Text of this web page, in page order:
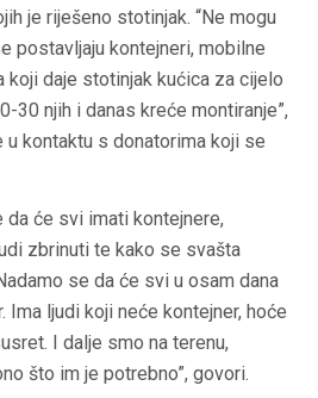
je riješeno stotinjak. “Ne mogu
postavljaju kontejneri, mobilne
koji daje stotinjak kućica za cijelo
30 njih i danas kreće montiranje”,
u kontaktu s donatorima koji se
da će svi imati kontejnere,
zbrinuti te kako se svašta
se da će svi u osam dana
Ima ljudi koji neće kontejner, hoće
I dalje smo na terenu,
što im je potrebno”, govori.